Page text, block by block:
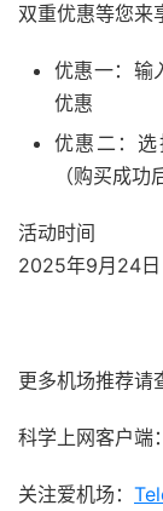
双重优惠等您来
优惠一：输
优惠
优惠二：
（购买成功
活动时间
2025年9月24
更多机场推荐请
科学上网客户端：
关注爱机场：